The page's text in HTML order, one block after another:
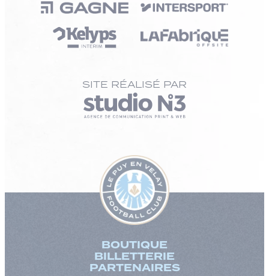
SITE RÉALISÉ PAR
BOUTIQUE
BILLETTERIE
PARTENAIRES